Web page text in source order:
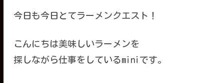
今日も今日とてラーメンクエスト！
こんにちは美味しいラーメンを
探しながら仕事をしているminiです。